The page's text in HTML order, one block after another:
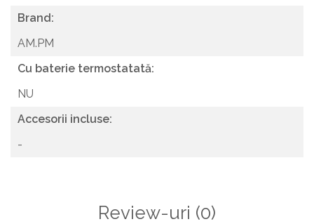
Brand:
AM.PM
Cu baterie termostatată:
NU
Accesorii incluse:
-
Review-uri (0)